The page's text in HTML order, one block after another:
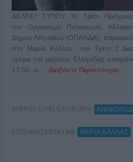
ΔΕΛΤΙΟ ΤΥΠΟΥ Το Τρίτο
τον Οργανισμό Πολιτισμού,
Δήμου Αθηναίων (ΟΠΑΝΔΑ),
στη Μαρία Κάλλας την Τρίτη 2
ημέρα της μεγάλης Ελληνίδας
13:00, οι … Διαβάστε Περισσότερα...
ΑΝΗΚΕΙ ΣΤΗΝ ΚΑΤΗΓΟΡΙΑ:
ΕΠΙΣΗΜΑΣΜΕΝΟ ΜΕ: ΜΑΡΙΑ ΚΑΛΛΑΣ